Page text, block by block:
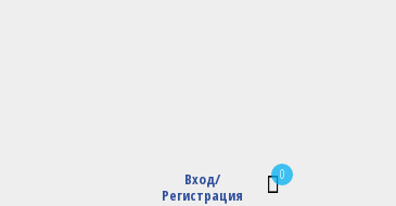
0
Вход/
Регистрация